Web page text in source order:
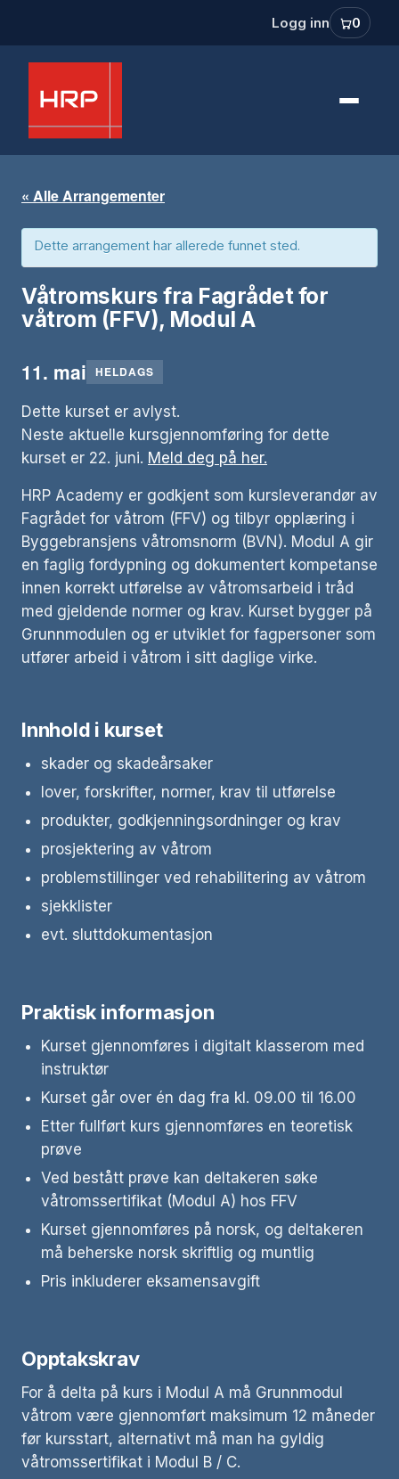
Logg inn 0
« Alle Arrangementer
Dette arrangement har allerede funnet sted.
Våtromskurs fra Fagrådet for
våtrom (FFV), Modul A
11. mai HELDAGS
Dette kurset er avlyst.
Neste aktuelle kursgjennomføring for dette
kurset er 22. juni. Meld deg på her.
HRP Academy er godkjent som kursleverandør av
Fagrådet for våtrom (FFV) og tilbyr opplæring i
Byggebransjens våtromsnorm (BVN). Modul A gir
en faglig fordypning og dokumentert kompetanse
innen korrekt utførelse av våtromsarbeid i tråd
med gjeldende normer og krav. Kurset bygger på
Grunnmodulen og er utviklet for fagpersoner som
utfører arbeid i våtrom i sitt daglige virke.
Innhold i kurset
skader og skadeårsaker
lover, forskrifter, normer, krav til utførelse
produkter, godkjenningsordninger og krav
prosjektering av våtrom
problemstillinger ved rehabilitering av våtrom
sjekklister
evt. sluttdokumentasjon
Praktisk informasjon
Kurset gjennomføres i digitalt klasserom med
instruktør
Kurset går over én dag fra kl. 09.00 til 16.00
Etter fullført kurs gjennomføres en teoretisk
prøve
Ved bestått prøve kan deltakeren søke
våtromssertifikat (Modul A) hos FFV
Kurset gjennomføres på norsk, og deltakeren
må beherske norsk skriftlig og muntlig
Pris inkluderer eksamensavgift
Opptakskrav
For å delta på kurs i Modul A må Grunnmodul
våtrom være gjennomført maksimum 12 måneder
før kursstart, alternativt må man ha gyldig
våtromssertifikat i Modul B / C.